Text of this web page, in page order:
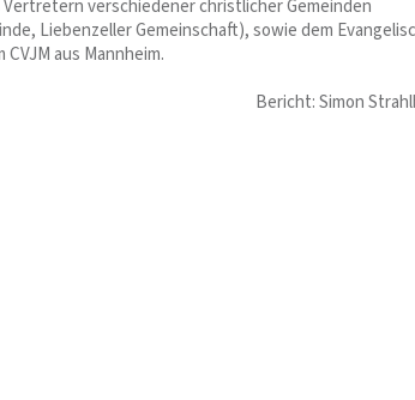
verschiedener christlicher Gemeinden
Liebenzeller Gemeinschaft), sowie dem
aus Mannheim.
Bericht: Simon